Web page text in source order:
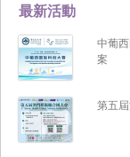
最新活動
中葡
案
第五